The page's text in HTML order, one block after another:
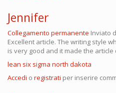
Jennifer
Collegamento permanente Inviato
Excellent article. The writing style
is very good and it made the
lean six sigma north dakota
Accedi o registrati per inserire